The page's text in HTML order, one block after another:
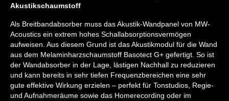
Akustikschaumstoff
Als Breitbandabsorber muss das Akustik-Wandpanel von MW-
Acoustics ein extrem hohes Schallabsorptionsvermögen
aufweisen. Aus diesem Grund ist das Akustikmodul für die Wand
aus dem Melaminharzschaumstoff Basotect G+ gefertigt. So ist
der Wandabsorber in der Lage, lästigen Nachhall zu reduzieren
und kann bereits in sehr tiefen Frequenzbereichen eine sehr
gute effektive Wirkung erzielen – perfekt für Tonstudios, Regie-
und Aufnahmeräume sowie das Homerecording oder im